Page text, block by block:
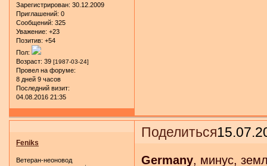
Зарегистрирован: 30.12.2009
Приглашений: 0
Сообщений: 325
Уважение: +23
Позитив: +54
Пол:
Возраст: 39 [1987-03-24]
Провел на форуме:
8 дней 9 часов
Последний визит:
04.08.2016 21:35
Поделиться
Feniks
Ветеран-неоновод Germany, минус,